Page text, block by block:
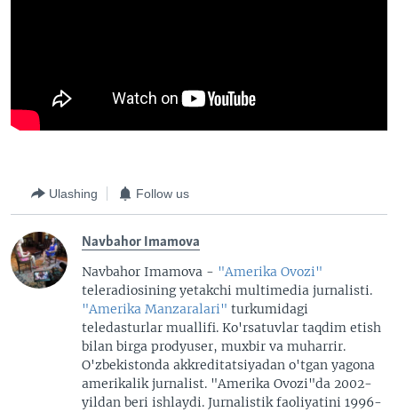
Ulashing Follow us
Navbahor Imamova
Navbahor Imamova - "Amerika Ovozi"
teleradiosining yetakchi multimedia jurnalisti.
"Amerika Manzaralari" turkumidagi
teledasturlar muallifi. Ko'rsatuvlar taqdim etish
bilan birga prodyuser, muxbir va muharrir.
O'zbekistonda akkreditatsiyadan o'tgan yagona
amerikalik jurnalist. "Amerika Ovozi"da 2002-
yildan beri ishlaydi. Jurnalistik faoliyatini 1996-